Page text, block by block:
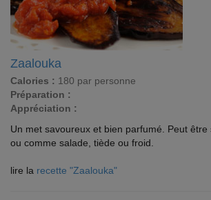
Zaalouka
Calories : 180 par personne
Préparation :
Appréciation :
Un met savoureux et bien parfumé. Peut
ou comme salade, tiède ou froid.
lire la recette "Zaalouka"